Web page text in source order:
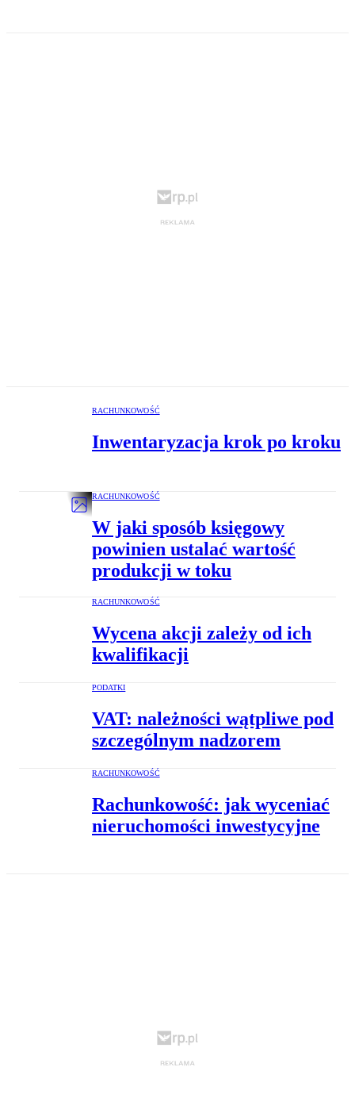
RACHUNKOWOŚĆ
Inwentaryzacja krok po kroku
RACHUNKOWOŚĆ
W jaki sposób księgowy
powinien ustalać wartość
produkcji w toku
RACHUNKOWOŚĆ
Wycena akcji zależy od ich
kwalifikacji
PODATKI
VAT: należności wątpliwe pod
szczególnym nadzorem
RACHUNKOWOŚĆ
Rachunkowość: jak wyceniać
nieruchomości inwestycyjne